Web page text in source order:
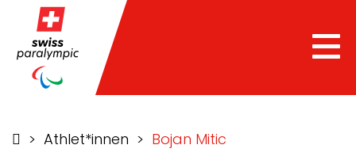
> Athlet*innen > Bojan Mitic